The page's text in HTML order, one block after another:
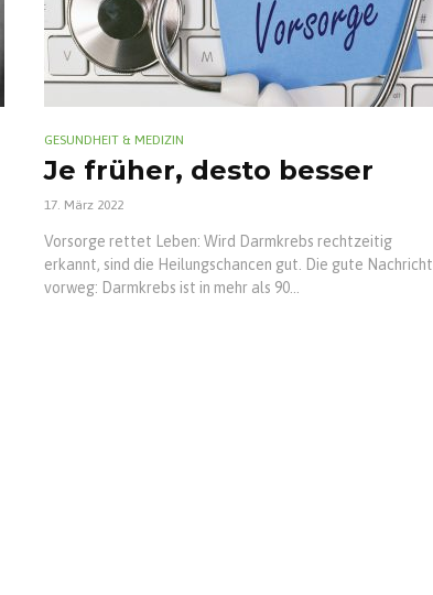
GESUNDHEIT & MEDIZIN
Je früher, desto besser
17. März 2022
Vorsorge rettet Leben: Wird Darmkrebs rechtzeitig
erkannt, sind die Heilungschancen gut. Die gute Nachricht
vorweg: Darmkrebs ist in mehr als 90...